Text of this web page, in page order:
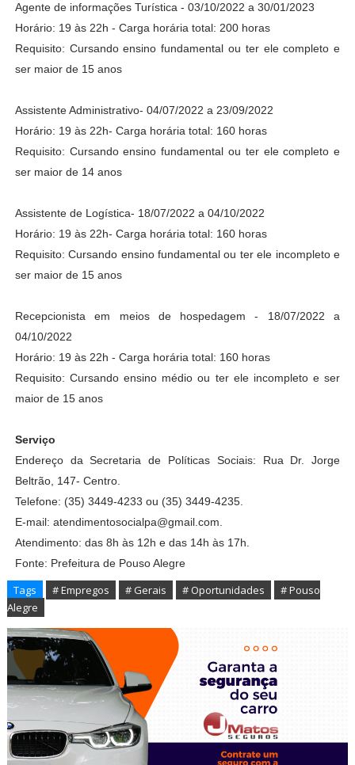
Agente de informações Turística - 03/10/2022 a 30/01/2023
Horário: 19 às 22h - Carga horária total: 200 horas
Requisito: Cursando ensino fundamental ou ter ele completo e
ser maior de 15 anos
Assistente Administrativo- 04/07/2022 a 23/09/2022
Horário: 19 às 22h- Carga horária total: 160 horas
Requisito: Cursando ensino fundamental ou ter ele completo e
ser maior de 14 anos
Assistente de Logística- 18/07/2022 a 04/10/2022
Horário: 19 às 22h- Carga horária total: 160 horas
Requisito: Cursando ensino fundamental ou ter ele incompleto e
ser maior de 15 anos
Recepcionista em meios de hospedagem - 18/07/2022 a
04/10/2022
Horário: 19 às 22h - Carga horária total: 160 horas
Requisito: Cursando ensino médio ou ter ele incompleto e ser
maior de 15 anos
Serviço
Endereço da Secretaria de Políticas Sociais: Rua Dr. Jorge
Beltrão, 147- Centro.
Telefone: (35) 3449-4233 ou (35) 3449-4235.
E-mail: atendimentosocialpa@gmail.com.
Atendimento: das 8h às 12h e das 14h às 17h.
Fonte: Prefeitura de Pouso Alegre
Tags # Empregos # Gerais # Oportunidades
# Pouso
Alegre